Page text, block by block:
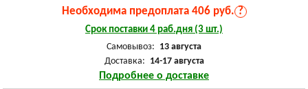
Необходима предоплата 406 руб. ?
Срок поставки 4 раб.дня (3 шт.)
Самовывоз: 13 августа
Доставка: 14-17 августа
Подробнее о доставке